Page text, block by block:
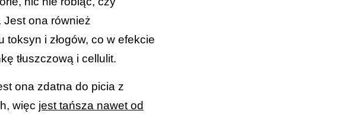
Jest ona również
i złogów, co w efekcie
tłuszczową i cellulit.
ona zdatna do picia z
więc jest tańsza nawet od